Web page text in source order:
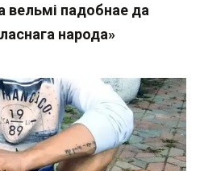
падобнае да
народа»